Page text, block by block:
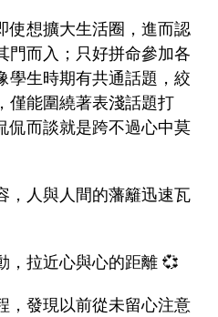
使想擴大生活圈，進而認
門而入；只好拼命參加各
學生時期有共通話題，絞
僅能圍繞著表淺話題打
侃而談就是跨不過心中莫
，人與人間的藩籬迅速瓦
，拉近心與心的距離 💞
，發現以前從未留心注意